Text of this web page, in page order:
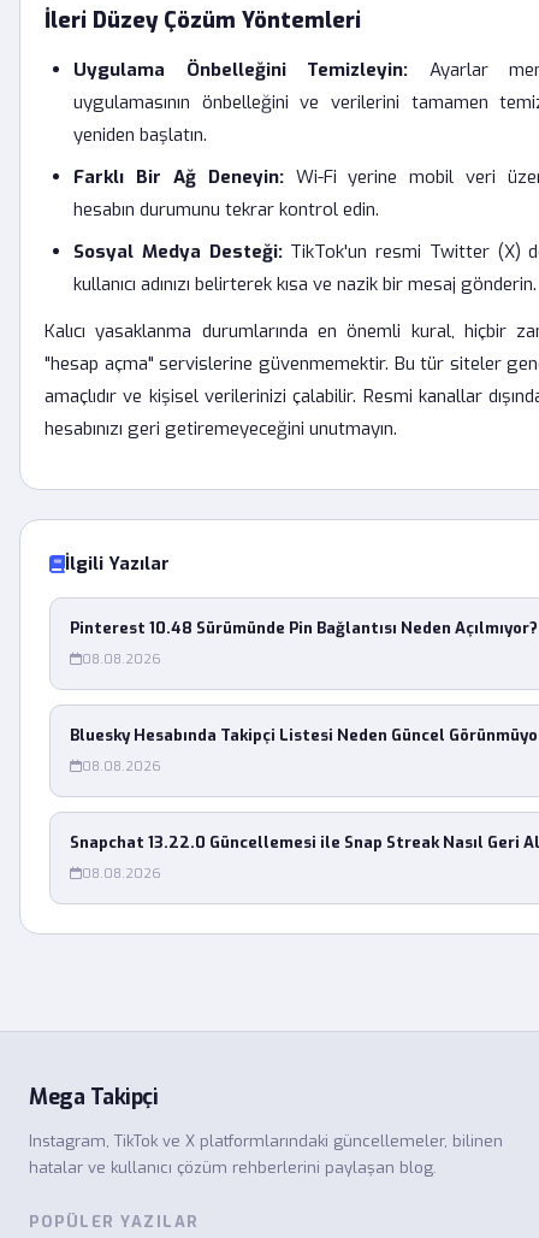
İleri Düzey Çözüm Yöntemleri
Uygulama Önbelleğini Temizleyin: Ayarlar
uygulamasının önbelleğini ve verilerini tamamen
yeniden başlatın.
Farklı Bir Ağ Deneyin:Wi-Fi yerine mobil veri
hesabın durumunu tekrar kontrol edin.
Sosyal Medya Desteği:TikTok'un resmi Twitter (X)
kullanıcı adınızı belirterek kısa ve nazik bir mesaj gönderin.
Kalıcı yasaklanma durumlarında en önemli kural, hiçbir
"hesap açma" servislerine güvenmemektir. Bu tür siteler
amaçlıdır ve kişisel verilerinizi çalabilir. Resmi kanallar
hesabınızı geri getiremeyeceğini unutmayın.
İlgili Yazılar
Pinterest 10.48 Sürümünde Pin Bağlantısı Neden Açılmıyor?
08.08.2026
Bluesky Hesabında Takipçi Listesi Neden Güncel
08.08.2026
Snapchat 13.22.0 Güncellemesi ile Snap Streak Nasıl Geri
08.08.2026
Mega Takipçi
Instagram, TikTok ve X platformlarındaki güncellemeler, bilinen
hatalar ve kullanıcı çözüm rehberlerini paylaşan blog.
POPÜLER YAZILAR